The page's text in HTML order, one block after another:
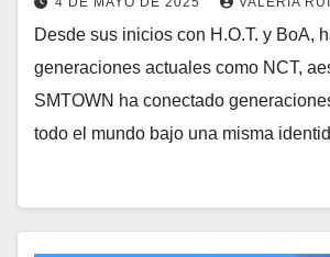
Desde sus inicios con H.O.T. y BoA,
generaciones actuales como NCT,
SMTOWN ha conectado
todo el mundo bajo una misma